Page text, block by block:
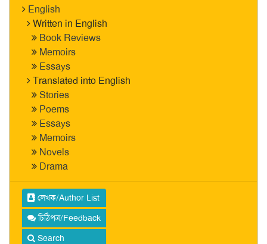
English
Written in English
Book Reviews
Memoirs
Essays
Translated into English
Stories
Poems
Essays
Memoirs
Novels
Drama
লেখক/Author List
চিঠিপত্র/Feedback
Search